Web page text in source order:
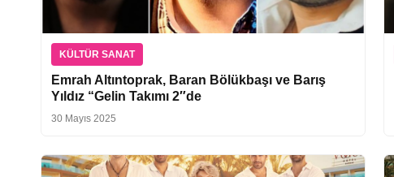
KÜLTÜR SANAT
Emrah Altıntoprak, Baran Bölükbaşı ve Barış
Yıldız “Gelin Takımı 2″de
30 Mayıs 2025